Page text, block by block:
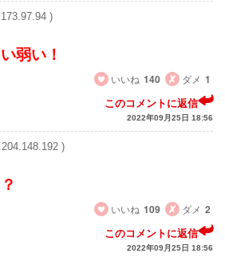
)
弱い！
いいね 140 ダメ 1
このコメントに返信
2022年09月25日 18:56
)
いいね 109 ダメ 2
このコメントに返信
2022年09月25日 18:56